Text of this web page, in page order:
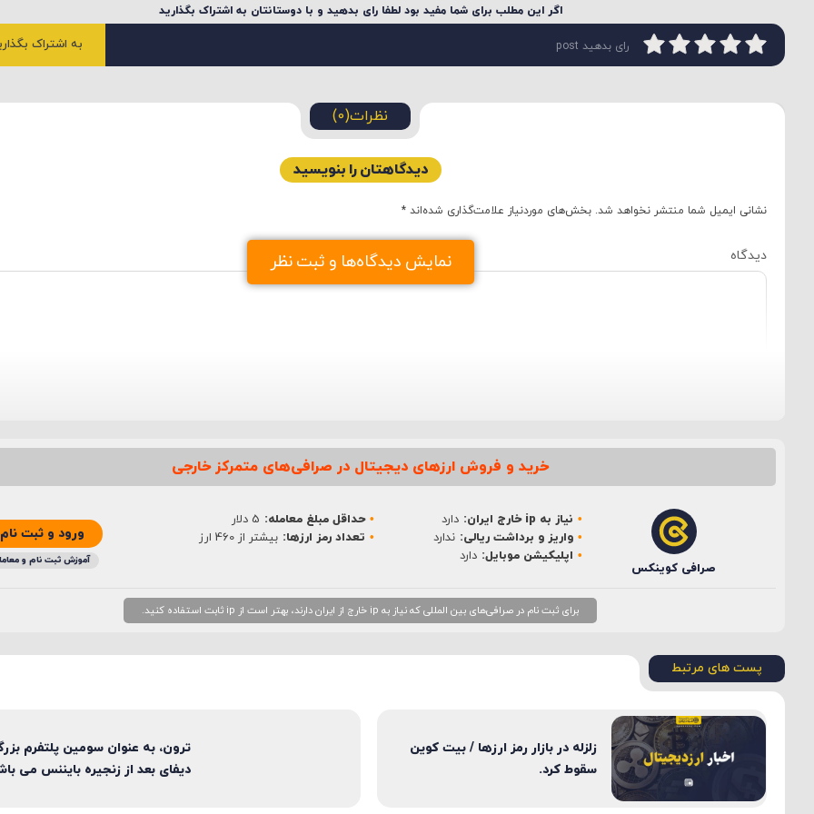
اگر این مطلب برای شما مفید بود لطفا رای بدهید و با دوستانتان به اشتراک بگذارید
رای بدهید post به اشتراک
نمایش دیدگاه‌ها و ثبت نظر
نظرات(0)
دیدگاهتان را بنویسید
نشانی ایمیل شما منتشر نخواهد شد. بخش‌های موردنیاز علامت‌گذاری شده‌اند *
نام*
خرید و فروش ارزهای دیجیتال در صرافی‌های متمرکز خارجی
صرافی کوینکس
نیاز به ip خارج ایران:
دارد
واریز و برداشت ریالی: ندارد
اپلیکیشن موبایل: دارد
حداقل مبلغ معامله: 5 دلار
تعداد رمز ارزها: بیشتر از 460 ارز ورود و ثبت نام
آموزش ثبت نام و
برای ثبت نام در صرافی‌های بین المللی که نیاز به ip خارج از ایران دارند، بهتر است از ip ثابت استفاده کنید.
پست های مرتبط
زلزله در بازار رمز ارزها / بیت کوین
سقوط کرد.
ترون، به عنوان سومین پلتفرم
دیفای بعد از زنجیره بایننس می